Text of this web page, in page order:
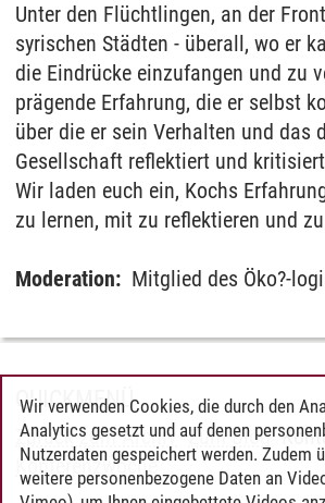
Unter den Flüchtlingen, an der
syrischen Städten - überall, wo er
die Eindrücke einzufangen und zu
prägende Erfahrung, die er selbst
über die er sein Verhalten und das
Gesellschaft reflektiert und
Wir laden euch ein, Kochs
zu lernen, mit zu reflektieren und
Moderation: Mitglied des Öko?-
QUICKMENÜ
Zurück zum Archiv Zum Blog
Konferenzwoche
Wir verwenden Cookies, die durch den
Analytics gesetzt und auf denen
Nutzerdaten gespeichert werden. Zudem
weitere personenbezogene Daten an